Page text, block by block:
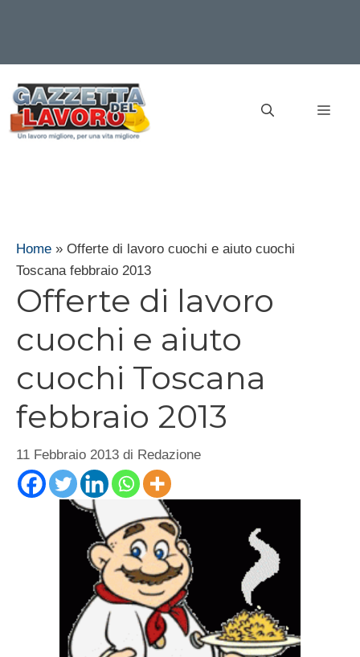
contenuto
Home » Offerte di lavoro cuochi e aiuto cuochi
Toscana febbraio 2013
Offerte di lavoro
cuochi e aiuto
cuochi Toscana
febbraio 2013
11 Febbraio 2013 di Redazione